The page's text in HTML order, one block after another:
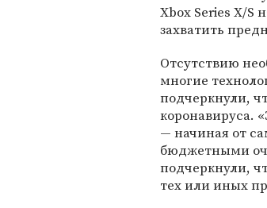
Xbox Series X/S
захватить
Отсутствию
многие
подчеркнули,
коронавируса.
— начиная от
бюджетными
подчеркнули,
тех или иных